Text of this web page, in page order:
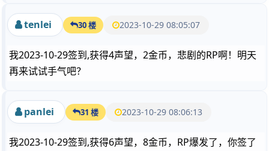
tenlei 30 楼 2023-10-29 08:05:07
我2023-10-29签到,获得4声望，2金币，悲剧的RP啊！明天
再来试试手气吧？
panlei 31 楼 2023-10-29 08:06:13
我2023-10-29签到,获得6声望，8金币，RP爆发了，你签了